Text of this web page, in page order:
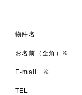
物件名
お名前（全角）※
E-mail ※
TEL